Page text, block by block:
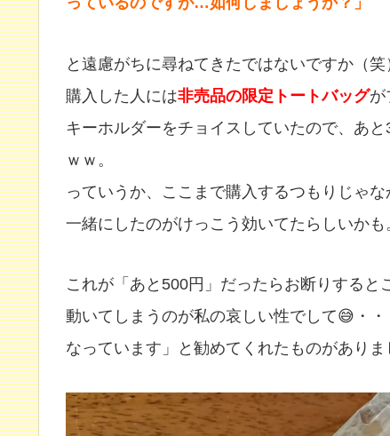
と遠慮がちに尋ねてきたではないですか（
購入した人には非売品の限定トートバッグが
キーホルダーをチョイスしていたので、あ
ｗｗ。
っていうか、ここまで購入するつもりじゃ
一緒にしたのがけっこう効いてたらしいかも
これが「あと500円」だったらお断りすると
動いてしまうのが私の哀しい性でして😅・
なっています」と勧めてくれたものがありま